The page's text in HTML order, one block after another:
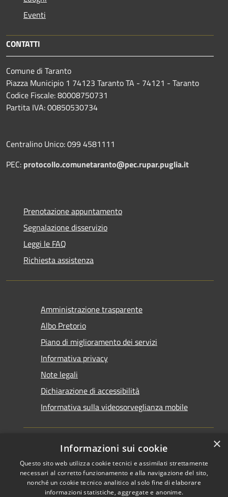
Eventi
CONTATTI
Comune di Taranto
Piazza Municipio 1 74123 Taranto TA - 74121 - Taranto
Codice Fiscale: 80008750731
Partita IVA: 00850530734
Centralino Unico: 099 4581111
PEC: protocollo.comunetaranto@pec.rupar.puglia.it
Prenotazione appuntamento
Segnalazione disservizio
Leggi le FAQ
Richiesta assistenza
Amministrazione trasparente
Albo Pretorio
Piano di miglioramento dei servizi
Informativa privacy
Note legali
Dichiarazione di accessibilità
Informativa sulla videosorveglianza mobile
RSS
Accessibilità
Copyright © 2026 • Comune di
Taranto • Powered by
×
Informazioni sui cookie
Questo sito web utilizza cookie tecnici e assimilati strettamente
necessari al corretto funzionamento e alla navigazione del sito,
nonché un cookie tecnico analitico al solo fine di elaborare
informazioni statistiche, aggregate e anonime.